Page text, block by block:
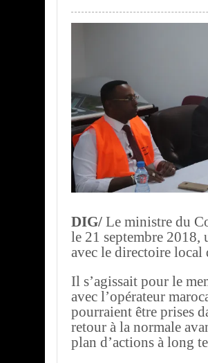
DIG/ Le ministre du
le 21 septembre 2018,
avec le directoire local
Il s’agissait pour le
avec l’opérateur
pourraient être prises
retour à la normale
plan d’actions à long